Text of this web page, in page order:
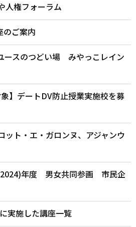
人権フォーラム
のご案内
ースのつどい場 みやっこレイン
象】デートDV防止授業実施校を募
ット・エ・ガロンヌ、アジャンウ
年度 男女共同参画 市民企
実施した講座一覧